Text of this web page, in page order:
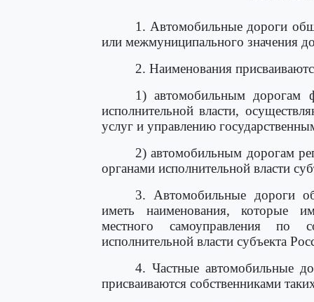
1. Автомобильные дороги
или межмуниципального значения
2. Наименования
1) автомобильным дорогам
исполнительной власти,
услуг и управлению
2) автомобильным дорогам
органами исполнительной власти
3. Автомобильные дороги
иметь наименования, которые
местного самоуправления по
исполнительной власти субъекта
4. Частные автомобильные
присваиваются собственниками